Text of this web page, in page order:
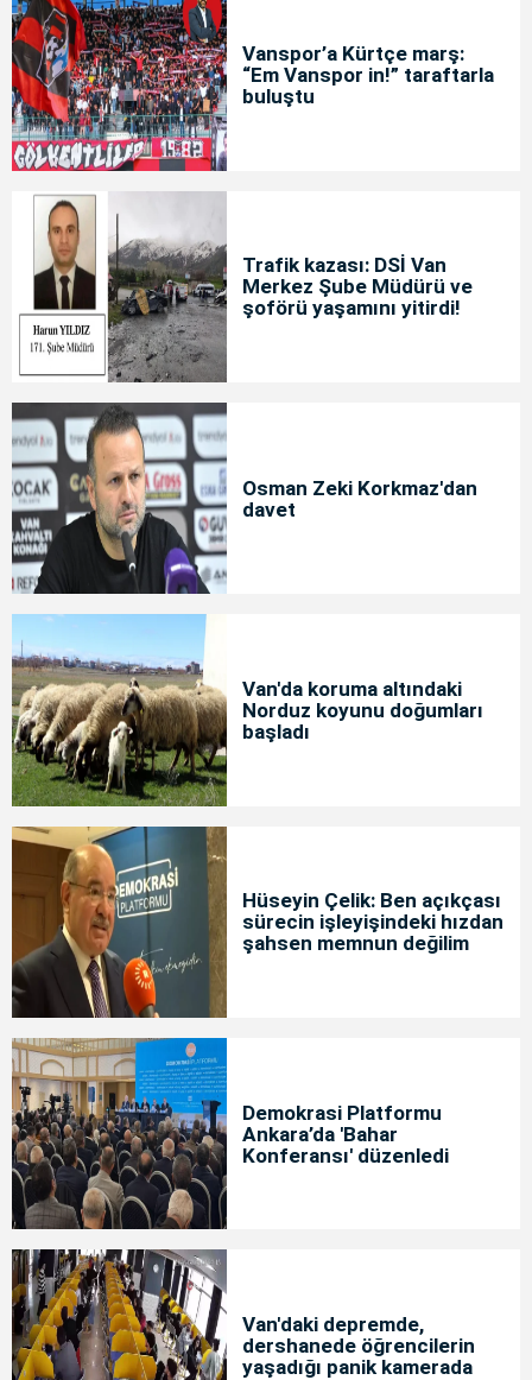
Vanspor’a Kürtçe marş:
“Em Vanspor in!” taraftarla
buluştu
Trafik kazası: DSİ Van
Merkez Şube Müdürü ve
şoförü yaşamını yitirdi!
Osman Zeki Korkmaz'dan
davet
Van'da koruma altındaki
Norduz koyunu doğumları
başladı
Hüseyin Çelik: Ben açıkçası
sürecin işleyişindeki hızdan
şahsen memnun değilim
Demokrasi Platformu
Ankara’da 'Bahar
Konferansı' düzenledi
Van'daki depremde,
dershanede öğrencilerin
yaşadığı panik kamerada